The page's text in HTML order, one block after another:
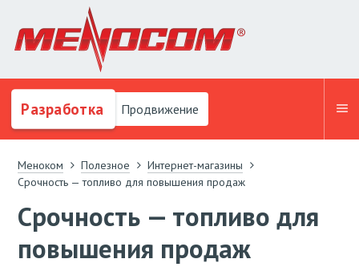
Разработка Продвижение
Меноком Полезное
Интернет-магазины
Срочность — топливо для повышения продаж
Срочность — топливо для
повышения продаж